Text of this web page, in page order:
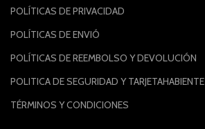
POLÍTICAS DE PRIVACIDAD
POLÍTICAS DE ENVIÓ
POLÍTICAS DE REEMBOLSO Y DEVOLUCIÓN
POLITICA DE SEGURIDAD Y TARJETAHABIENTE
TÉRMINOS Y CONDICIONES